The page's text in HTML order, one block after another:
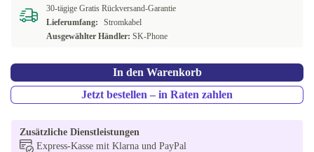
30-tägige Gratis Rückversand-Garantie
Lieferumfang:
Stromkabel
Ausgewählter Händler: SK-Phone
In den Warenkorb
Jetzt bestellen – in Raten zahlen
Zusätzliche Dienstleistungen
Express-Kasse mit Klarna und PayPal